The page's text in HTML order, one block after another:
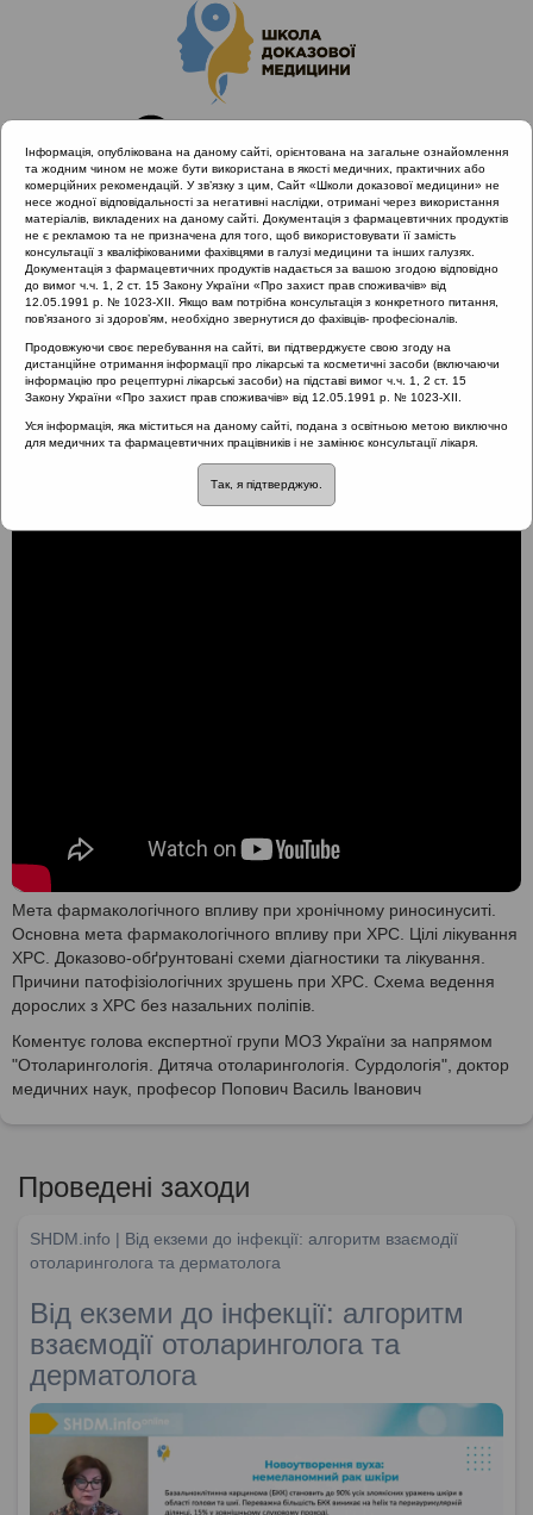
Головна
Проведені заходи
Гострий риносинусит та отит з позицій Icpc-2. Львів
21.02.2019
Мета фармакологічного впливу при ХРС
Мета фармакологічного
впливу при ХРС
Мета фармакологічного впливу при хронічному риносинуситі.
Основна мета фармакологічного впливу при ХРС. Цілі лікування
ХРС. Доказово-обґрунтовані схеми діагностики та лікування.
Причини патофізіологічних зрушень при ХРС. Схема ведення
дорослих з ХРС без назальних поліпів.
Коментує голова експертної групи МОЗ України за напрямом
"Отоларингологія. Дитяча отоларингологія. Сурдологія", доктор
медичних наук, професор Попович Василь Іванович
Проведені заходи
SHDM.info | Від екземи до інфекції: алгоритм взаємодії
отоларинголога та дерматолога
Від екземи до інфекції: алгоритм
взаємодії отоларинголога та
дерматолога
Інформація, опублікована на даному сайті, орієнтована на загальне ознайомлення
та жодним чином не може бути використана в якості медичних, практичних або
комерційних рекомендацій. У зв’язку з цим, Сайт «Школи доказової медицини» не
несе жодної відповідальності за негативні наслідки, отримані через використання
матеріалів, викладених на даному сайті. Документація з фармацевтичних продуктів
не є рекламою та не призначена для того, щоб використовувати її замість
консультації з кваліфікованими фахівцями в галузі медицини та інших галузях.
Документація з фармацевтичних продуктів надається за вашою згодою відповідно
до вимог ч.ч. 1, 2 ст. 15 Закону України «Про захист прав споживачів» від
12.05.1991 р. № 1023-XII. Якщо вам потрібна консультація з конкретного питання,
пов’язаного зі здоров’ям, необхідно звернутися до фахівців- професіоналів.
Продовжуючи своє перебування на сайті, ви підтверджуєте свою згоду на
дистанційне отримання інформації про лікарські та косметичні засоби (включаючи
інформацію про рецептурні лікарські засоби) на підставі вимог ч.ч. 1, 2 ст. 15
Закону України «Про захист прав споживачів» від 12.05.1991 р. № 1023-XII.
Уся інформація, яка міститься на даному сайті, подана з освітньою метою виключно
для медичних та фармацевтичних працівників і не замінює консультації лікаря.
Так, я підтверджую.